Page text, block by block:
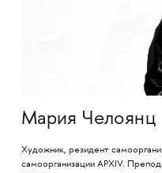
Мария Челоянц
Художник, резидент
самоорганизации APXIV.